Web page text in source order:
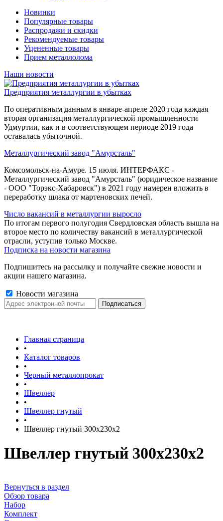
Новинки
Популярные товары
Распродажи и скидки
Рекомендуемые товары
Уцененные товары
Прием металлолома
Наши новости
Предприятия металлургии в убытках
По оперативным данным в январе-апреле 2020 года каждая
вторая организация металлургической промышленности
Удмуртии, как и в соответствующем периоде 2019 года
оставалась убыточной.
Металлургический завод "Амурсталь"
Комсомольск-на-Амуре. 15 июля. ИНТЕРФАКС -
Металлургический завод "Амурсталь" (юридическое название
- ООО "Торэкс-Хабаровск") в 2021 году намерен вложить в
переработку шлака от мартеновских печей.
Число вакансий в металлургии выросло
По итогам первого полугодия Свердловская область вышла на
второе место по количеству вакансий в металлургической
отрасли, уступив только Москве.
Подписка на новости магазина
Подпишитесь на рассылку и получайте свежие новости и
акции нашего магазина.
Новости магазина
Главная страница
•
Каталог товаров
•
Черный металлопрокат
•
Швеллер
•
Швеллер гнутый
•
Швеллер гнутый 300х230х2
Швеллер гнутый 300х230х2
Вернуться в раздел
Обзор товара
Набор
Комплект